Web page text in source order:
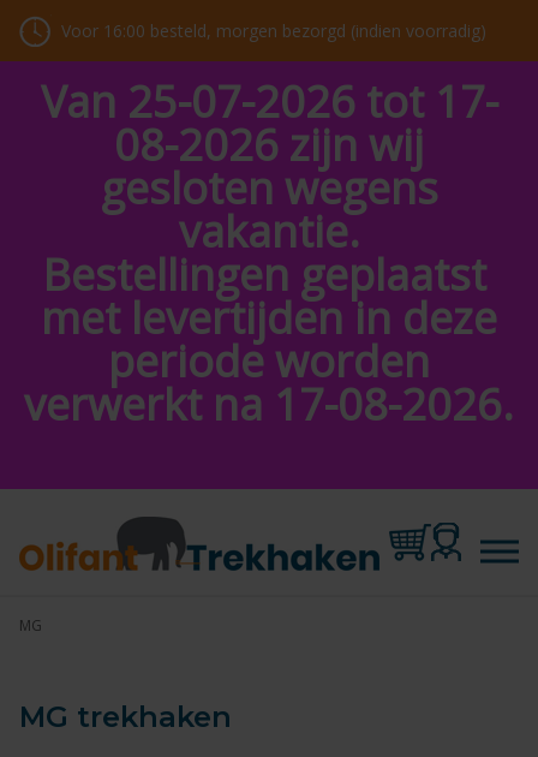
Voor 16:00 besteld, morgen bezorgd (indien voorradig)
Van 25-07-2026 tot 17-
08-2026 zijn wij
gesloten wegens
vakantie.
Bestellingen geplaatst
met levertijden in deze
periode worden
verwerkt na 17-08-2026.
MG
MG trekhaken